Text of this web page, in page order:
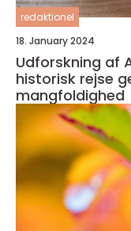
redaktionel
18. January 2024
Udforskning af
historisk rejse
mangfoldighed